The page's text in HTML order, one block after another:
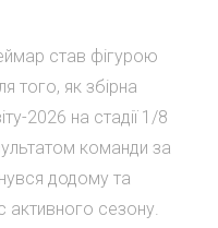
став фігурою
того, як збірна
2026 на стадії 1/8
команди за
додому та
активного сезону.